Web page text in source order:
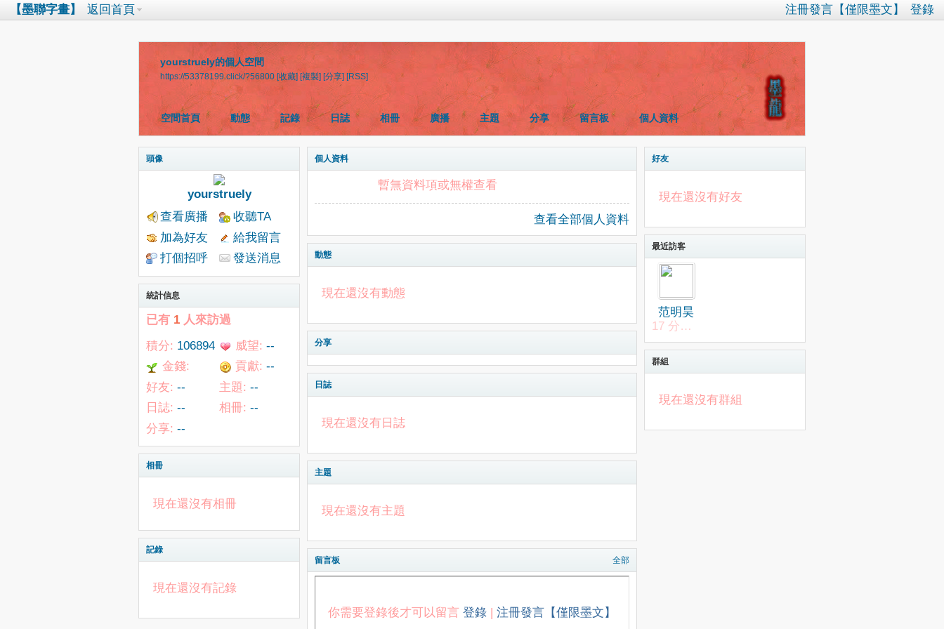
注冊發言【僅限墨文】 登錄
【墨聯字畫】 返回首頁
yourstruely的個人空間
https://53378199.click/?56800 [收藏] [複製] [分享] [RSS]
空間首頁 動態 記錄 日誌 相冊 廣播 主題 分享 留言板 個人資料
頭像
yourstruely
查看廣播
收聽TA
加為好友
給我留言
打個招呼
發送消息
統計信息
已有 1 人來訪過
積分: 106894 威望: --
金錢:
53481
貢獻: --
好友: -- 主題: --
日誌: -- 相冊: --
分享: --
相冊
現在還沒有相冊
記錄
現在還沒有記錄
個人資料
暫無資料項或無權查看
查看全部個人資料
動態
現在還沒有動態
分享
日誌
現在還沒有日誌
主題
現在還沒有主題
留言板 全部
你需要登錄後才可以留言 登錄 | 注冊發言【僅限墨文】
好友
現在還沒有好友
最近訪客
范明昊
17 分鐘前
群組
現在還沒有群組